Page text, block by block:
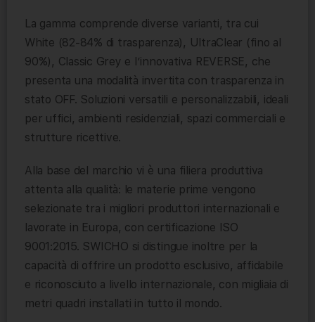
La gamma comprende diverse varianti, tra cui
White (82-84% di trasparenza), UltraClear (fino al
90%), Classic Grey e l’innovativa REVERSE, che
presenta una modalità invertita con trasparenza in
stato OFF. Soluzioni versatili e personalizzabili, ideali
per uffici, ambienti residenziali, spazi commerciali e
strutture ricettive.
Alla base del marchio vi è una filiera produttiva
attenta alla qualità: le materie prime vengono
selezionate tra i migliori produttori internazionali e
lavorate in Europa, con certificazione ISO
9001:2015. SWICHO si distingue inoltre per la
capacità di offrire un prodotto esclusivo, affidabile
e riconosciuto a livello internazionale, con migliaia di
metri quadri installati in tutto il mondo.